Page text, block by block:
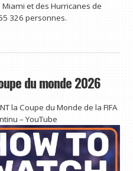
et des Hurricanes de
326 personnes.
du monde 2026
la Coupe du Monde de la FIFA
– YouTube